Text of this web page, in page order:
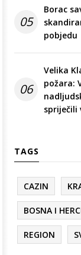
05
Borac
pobjedu
06
Velika
požara:
spriječili
TAGS
CAZIN
BOSNA I
REGION